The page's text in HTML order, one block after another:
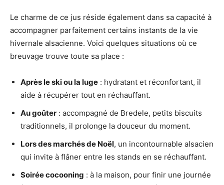
Le charme de ce jus réside également dans sa capacité à
accompagner parfaitement certains instants de la vie
hivernale alsacienne. Voici quelques situations où ce
breuvage trouve toute sa place :
Après le ski ou la luge : hydratant et réconfortant, il
aide à récupérer tout en réchauffant.
Au goûter : accompagné de Bredele, petits biscuits
traditionnels, il prolonge la douceur du moment.
Lors des marchés de Noël, un incontournable alsacien
qui invite à flâner entre les stands en se réchauffant.
Soirée cocooning : à la maison, pour finir une journée